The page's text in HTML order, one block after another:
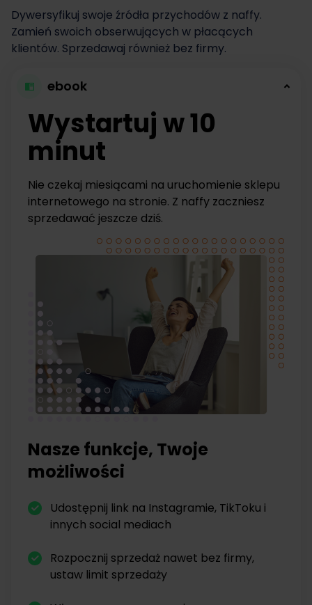
Dywersyfikuj swoje źródła przychodów z naffy.
Zamień swoich obserwujących w płacących
klientów. Sprzedawaj również bez firmy.
ebook
Wystartuj w 10
minut
Nie czekaj miesiącami na uruchomienie sklepu
internetowego na stronie. Z naffy zaczniesz
sprzedawać jeszcze dziś.
Nasze funkcje, Twoje
możliwości
Udostępnij link na Instagramie, TikToku i
innych social mediach
Rozpocznij sprzedaż nawet bez firmy,
ustaw limit sprzedaży